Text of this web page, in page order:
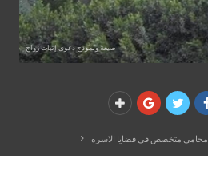
صيغة ونموذج دعوى إثبات زواج
محامي متخصص في قضايا الاسره